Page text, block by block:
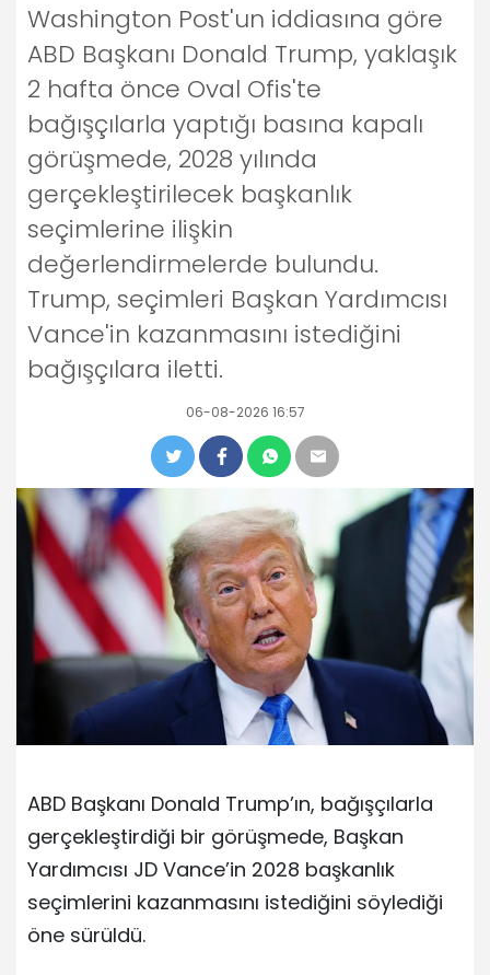
Washington Post'un iddiasına göre
ABD Başkanı Donald Trump, yaklaşık
2 hafta önce Oval Ofis'te
bağışçılarla yaptığı basına kapalı
görüşmede, 2028 yılında
gerçekleştirilecek başkanlık
seçimlerine ilişkin
değerlendirmelerde bulundu.
Trump, seçimleri Başkan Yardımcısı
Vance'in kazanmasını istediğini
bağışçılara iletti.
06-08-2026 16:57
ABD Başkanı Donald Trump’ın, bağışçılarla
gerçekleştirdiği bir görüşmede, Başkan
Yardımcısı JD Vance’in 2028 başkanlık
seçimlerini kazanmasını istediğini söylediği
öne sürüldü.